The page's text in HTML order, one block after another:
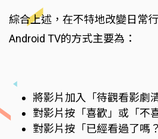
綜合上述，在不特地改變日常
Android TV的方式主要為：
將影片加入「待觀看影劇
對影片按「喜歡」或「不
對影片按「已經看過了嗎